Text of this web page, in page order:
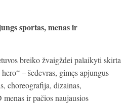
sportas, menas ir
breiko žvaigždei palaikyti skirta
– šedevras, gimęs apjungus
choreografija, dizainas,
ir pačios naujausios